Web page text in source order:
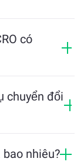
có
động theo
thanh khoản.
chuyển đổi
sẽ nhận
bao nhiêu?